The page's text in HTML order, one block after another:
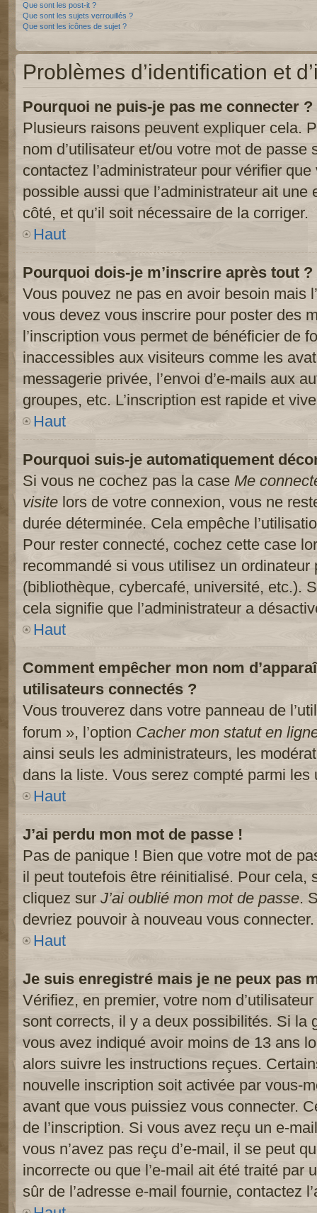
Que sont les post-it ?
Que sont les sujets verrouillés ?
Que sont les icônes de sujet ?
Problèmes d’identification et
Pourquoi ne puis-je pas me connecter ?
Plusieurs raisons peuvent expliquer cela.
nom d’utilisateur et/ou votre mot de passe
contactez l’administrateur pour vérifier
possible aussi que l’administrateur ait
côté, et qu’il soit nécessaire de la corriger.
Haut
Pourquoi dois-je m’inscrire après tout ?
Vous pouvez ne pas en avoir besoin mais
vous devez vous inscrire pour poster des
l’inscription vous permet de bénéficier de
inaccessibles aux visiteurs comme les
messagerie privée, l’envoi d’e-mails aux
groupes, etc. L’inscription est rapide et
Haut
Pourquoi suis-je automatiquement
Si vous ne cochez pas la case Me
visite lors de votre connexion, vous ne
durée déterminée. Cela empêche
Pour rester connecté, cochez cette case
recommandé si vous utilisez un
(bibliothèque, cybercafé, université, etc.).
cela signifie que l’administrateur a
Haut
Comment empêcher mon nom
utilisateurs connectés ?
Vous trouverez dans votre panneau de
forum », l’option Cacher mon statut en
ainsi seuls les administrateurs, les
dans la liste. Vous serez compté parmi
Haut
J’ai perdu mon mot de passe !
Pas de panique ! Bien que votre mot de
il peut toutefois être réinitialisé. Pour cela,
cliquez sur J’ai oublié mon mot de passe.
devriez pouvoir à nouveau vous connecter.
Haut
Je suis enregistré mais je ne peux pas
Vérifiez, en premier, votre nom
sont corrects, il y a deux possibilités. Si la
vous avez indiqué avoir moins de 13 ans
alors suivre les instructions reçues.
nouvelle inscription soit activée par vous-
avant que vous puissiez vous connecter.
de l’inscription. Si vous avez reçu un e-
vous n’avez pas reçu d’e-mail, il se peut
incorrecte ou que l’e-mail ait été traité par
sûr de l’adresse e-mail fournie, contactez